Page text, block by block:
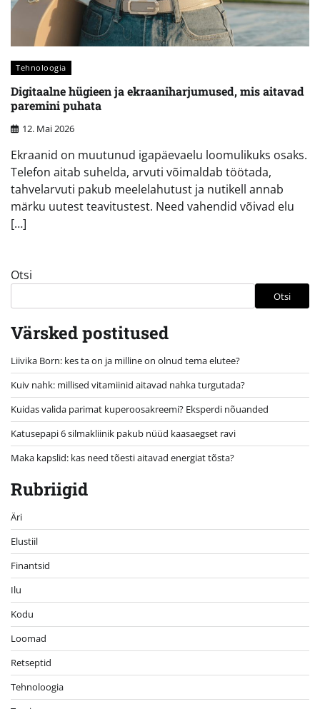
Tehnoloogia
Digitaalne hügieen ja ekraaniharjumused, mis aitavad
paremini puhata
12. Mai 2026
Ekraanid on muutunud igapäevaelu loomulikuks osaks.
Telefon aitab suhelda, arvuti võimaldab töötada,
tahvelarvuti pakub meelelahutust ja nutikell annab
märku uutest teavitustest. Need vahendid võivad elu
[…]
Otsi
Otsi
Värsked postitused
Liivika Born: kes ta on ja milline on olnud tema elutee?
Kuiv nahk: millised vitamiinid aitavad nahka turgutada?
Kuidas valida parimat kuperoosakreemi? Eksperdi nõuanded
Katusepapi 6 silmakliinik pakub nüüd kaasaegset ravi
Maka kapslid: kas need tõesti aitavad energiat tõsta?
Rubriigid
Äri
Elustiil
Finantsid
Ilu
Kodu
Loomad
Retseptid
Tehnoloogia